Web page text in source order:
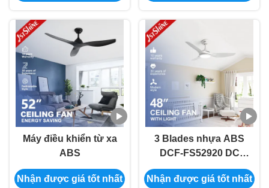
Máy điều khiển từ xa
ABS
Nhận được giá tốt nhất
3 Blades nhựa ABS
DCF-FS52920 DC
Motor Ceiling Fan
Natural Wind
Nhận được giá tốt nhất